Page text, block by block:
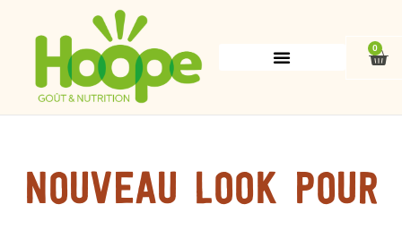
0
Nouveau look pour